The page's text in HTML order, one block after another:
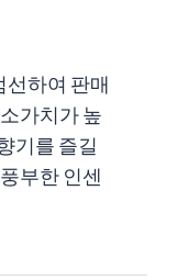
선하여 판매
가치가 높
기를 즐길
부한 인센